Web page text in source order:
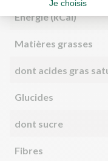
Énergie (kCal)
Matières grasses
dont acides gras
Glucides
dont sucre
Fibres